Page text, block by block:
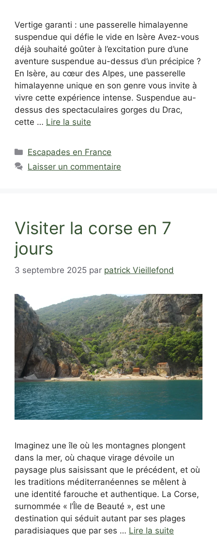
Vertige garanti : une passerelle himalayenne
suspendue qui défie le vide en Isère Avez-vous
déjà souhaité goûter à l’excitation pure d’une
aventure suspendue au-dessus d’un précipice ?
En Isère, au cœur des Alpes, une passerelle
himalayenne unique en son genre vous invite à
vivre cette expérience intense. Suspendue au-
dessus des spectaculaires gorges du Drac,
cette … Lire la suite
Catégories
Escapades en France
Laisser un commentaire
Visiter la corse en 7
jours
3 septembre 2025 par patrick Vieillefond
Imaginez une île où les montagnes plongent
dans la mer, où chaque virage dévoile un
paysage plus saisissant que le précédent, et où
les traditions méditerranéennes se mêlent à
une identité farouche et authentique. La Corse,
surnommée « l’Île de Beauté », est une
destination qui séduit autant par ses plages
paradisiaques que par ses … Lire la suite